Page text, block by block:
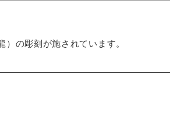
の彫刻が施されています。